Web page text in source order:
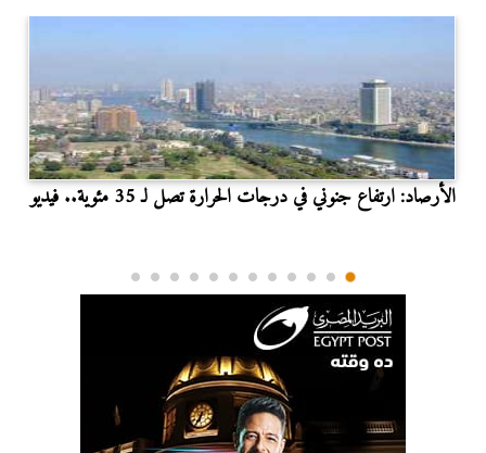
الأرصاد: ارتفاع جنوني في درجات الحرارة تصل لـ 35 مئوية.. فيديو